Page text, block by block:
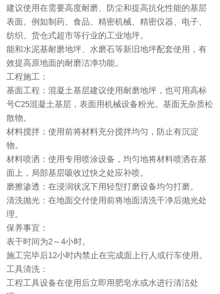
建议使用在需要高度耐磨、防尘和提高抗化性能的基层
表面。例如制药、食品、精密机械、精密仪器、电子、
纺织、货仓式超市等行业的工业地坪。
能和水泥基耐磨地坪、水磨石等新旧地坪配套使用，有
效提高原地面的耐磨洁净功能。
工程施工：
基面工程：混凝土基层建议使用耐磨地坪，也可用高标
号C25混凝土基层，表面用机械设备粉光。基面无杂质松
散物。
材料搅拌：使用前将材料充分搅拌均匀，防止有沉淀
物。
材料喷洒：使用专用喷涂设备，均匀地将材料喷洒在基
面上，局部基层吸收过快之处应补喷。
磨擦渗透：在浸润状况下用轻型打磨设备均匀打磨。
清洗抛光：在地面交付使用前将地面清洗干净后抛光处
理。
保养事宜：
表干时间为2～4小时。
施工完毕后12小时内禁止在完成面上行人或行车使用。
工具清洗：
工程工具设备在使用后立即用肥皂水或水进行清洁处